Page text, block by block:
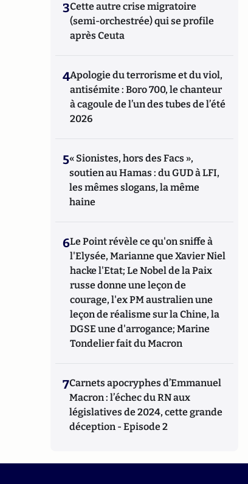
3Cette autre crise migratoire
(semi-orchestrée) qui se profile
après Ceuta
4Apologie du terrorisme et du viol,
antisémite : Boro 700, le chanteur
à cagoule de l’un des tubes de l’été
2026
5« Sionistes, hors des Facs »,
soutien au Hamas : du GUD à LFI,
les mêmes slogans, la même
haine
6Le Point révèle ce qu'on sniffe à
l'Elysée, Marianne que Xavier Niel
hacke l'Etat; Le Nobel de la Paix
russe donne une leçon de
courage, l'ex PM australien une
leçon de réalisme sur la Chine, la
DGSE une d'arrogance; Marine
Tondelier fait du Macron
7Carnets apocryphes d’Emmanuel
Macron : l’échec du RN aux
législatives de 2024, cette grande
déception - Episode 2